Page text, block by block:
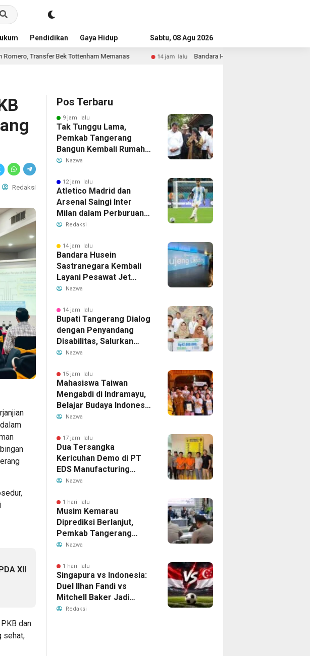
Pendidikan Gaya Hidup AdvertorialSabtu, 08 Agu 2026
Memanas 14 jam lalu Bandara Husein Sastranegara Kembali Layani Pesawat Jet Mulai
Redaksi
XII
dan
sehat,
Pos Terbaru
9 jam lalu
Tak Tunggu Lama,
Pemkab Tangerang
Bangun Kembali Rumah
Warga yang Roboh
Nazwa
12 jam lalu
Atletico Madrid dan
Arsenal Saingi Inter
Milan dalam Perburuan
Cristian Romero,
Memanas
Redaksi
14 jam lalu
Bandara Husein
Sastranegara Kembali
Layani Pesawat Jet
Mulai 14 Agustus 2026,
Rute Bandung-Denpasar
Nazwa
14 jam lalu
Bupati Tangerang Dialog
dengan Penyandang
Disabilitas, Salurkan
Bantuan dan Tampung
Nazwa
15 jam lalu
Mahasiswa Taiwan
Mengabdi di Indramayu,
Belajar Budaya Indonesia
dan Edukasi Pekerja
Nazwa
17 jam lalu
Dua Tersangka
Kericuhan Demo di PT
EDS Manufacturing
Indonesia Ditahan, Polda
Perebutan Pengelolaan
Limbah
Nazwa
1 hari lalu
Musim Kemarau
Diprediksi Berlanjut,
Pemkab Tangerang
Siapkan Langkah
Bersih
Nazwa
1 hari lalu
Singapura vs Indonesia:
Duel Ilhan Fandi vs
Mitchell Baker Jadi
Sorotan di Piala AFF
Redaksi